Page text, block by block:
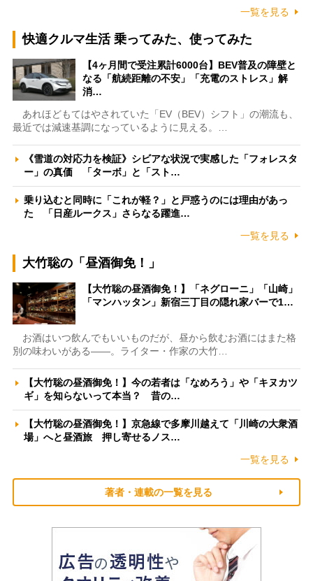
一覧を見る
快適クルマ生活 乗ってみた、使ってみた
【4ヶ月間で受注累計6000台】BEV普及の障壁と
なる「航続距離の不安」「充電のストレス」解
消…
あれほどもてはやされていた「EV（BEV）シフト」の潮流も、
最近では減速基調になっているように見える。…
《雪道の対応力を検証》シビアな状況で実感した「フォレスタ
ー」の真価 「ターボ」と「スト…
乗り込むと同時に「これが軽？」と戸惑うのには理由があっ
た 「日産ルークス」さらなる躍進…
一覧を見る
大竹聡の「昼酒御免！」
【大竹聡の昼酒御免！】「ネグローニ」「山崎」
「マンハッタン」新宿三丁目の隠れ家バーで1…
お酒はいつ飲んでもいいものだが、昼から飲むお酒にはまた格
別の味わいがある――。ライター・作家の大竹…
【大竹聡の昼酒御免！】今の若者は「なめろう」や「キヌカツ
ギ」を知らないって本当？ 昔の…
【大竹聡の昼酒御免！】京急線で多摩川越えて「川崎の大衆酒
場」へと昼酒旅 押し寄せるノス…
一覧を見る
著者・連載の一覧を見る